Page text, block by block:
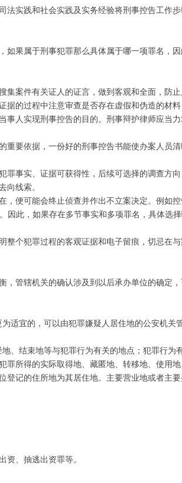
法实践和社会实践及实务经验将刑事控告工作
果属于刑事犯罪那么具体属于哪一项罪名，因
集案件有关证人的证言，做到客观和全面，防
据的过程中注意审查是否存在虚假和伪造的材
事人实现刑事控告的目的。刑事辩护律师应当
重要依据，一份好的刑事控告书能使办案人员
事实、证据可获得性，后续可选择的调查方
向线索。
便可能会终止侦查并作出不立案决定。例如
因此，如果存在多节事实和多项罪名，具体选
个犯罪过程的客观证据和电子留痕，切忌在
，管辖机关的确认涉及到以后承办单位的确定
适宜的，可以由犯罪嫌疑人居住地的公安机关
、结束地等与犯罪行为有关的地点；犯罪行为
所得的实际取得地、藏匿地、转移地、使用地
登记的住所地为其居住地。主要营业地或者主
资、抽逃出资罪等。